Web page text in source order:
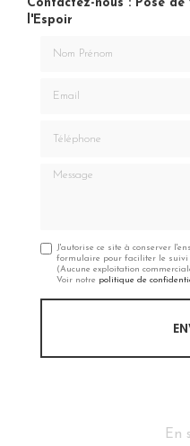
Contactez-nous : Pose
l'Espoir
Message
J'autorise ce site à conserver
formulaire pour faciliter le suivi
(Aucune exploitation
Voir notre politique de
En